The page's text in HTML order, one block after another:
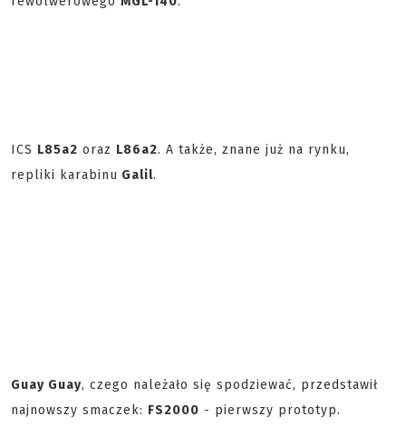
ICS L85a2 oraz L86a2. A także, znane już na rynku,
repliki karabinu Galil.
Guay Guay, czego należało się spodziewać, przedstawił
najnowszy smaczek: FS2000 - pierwszy prototyp.